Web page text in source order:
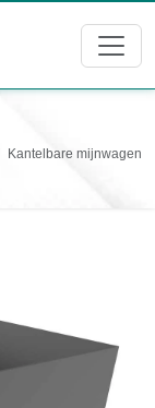
Kantelbare mijnwagen